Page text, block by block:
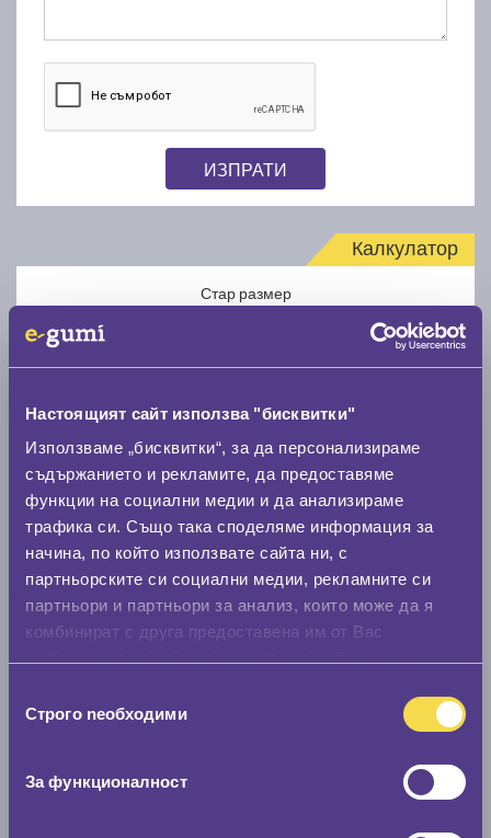
Настоящият сайт използва "бисквитки"
Използваме „бисквитки“, за да персонализираме
съдържанието и рекламите, да предоставяме
функции на социални медии и да анализираме
трафика си. Също така споделяме информация за
начина, по който използвате сайта ни, с
партньорските си социални медии, рекламните си
партньори и партньори за анализ, които може да я
комбинират с друга предоставена им от Вас
наСтрого nеобходими
За функционалност
ИЗПРАТИ
Калкулатор
Стар размер
Нов размер
Стар размер
0 мм.
Скоростомер при 100